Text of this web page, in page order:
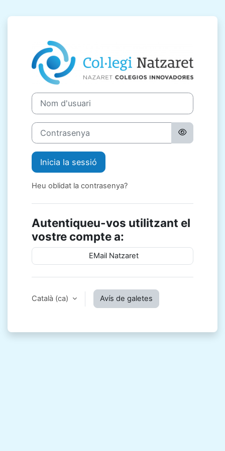
Nom d'usuari
Contrasenya
Inicia la sessió
Heu oblidat la contrasenya?
Autentiqueu-vos utilitzant el
vostre compte a:
EMail Natzaret
Català ‎(ca)‎ Avís de galetes